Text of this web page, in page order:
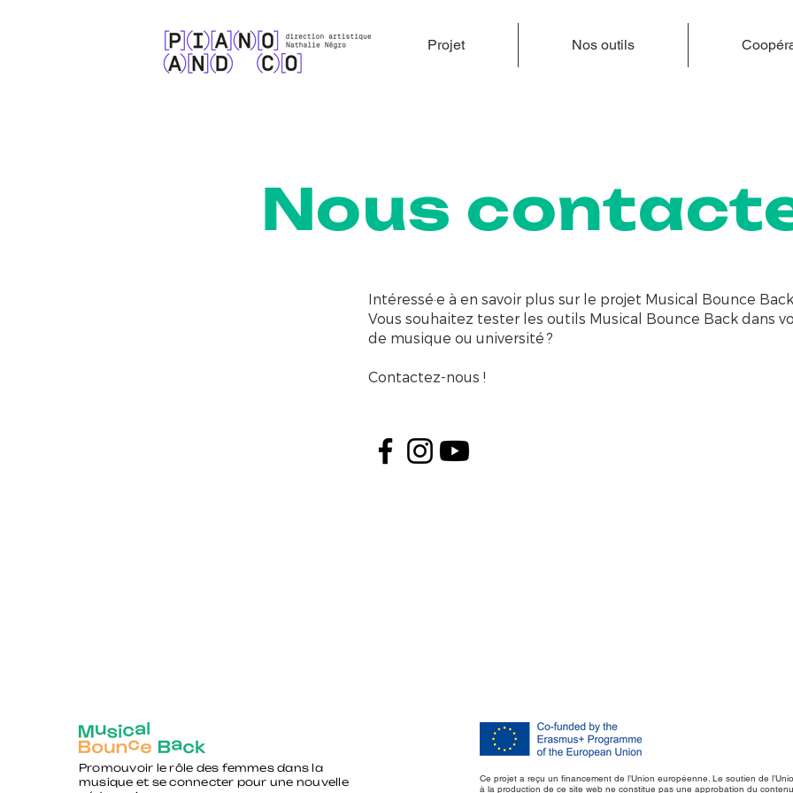
Projet Nos outils
Nous
Intéressé·e à en savoir plus sur le projet Musical Bounce
Vous souhaitez tester les outils Musical Bounce Back dans
de musique ou université ?
Contactez-nous !
Promouvoir le rôle des femmes dans la
musique et se connecter pour une nouvelle
Ce projet a reçu un financement de l’Union européenne. Le soutien de
à la production de ce site web ne constitue pas une approbation du